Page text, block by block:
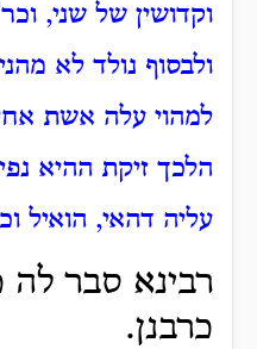
וקדושין של שני,
ולבסוף נולד לא
למהוי עלה אשת
הלכך זיקת ההיא
עליה דהאי, הואיל
רבינא סבר לה
כרבנן.